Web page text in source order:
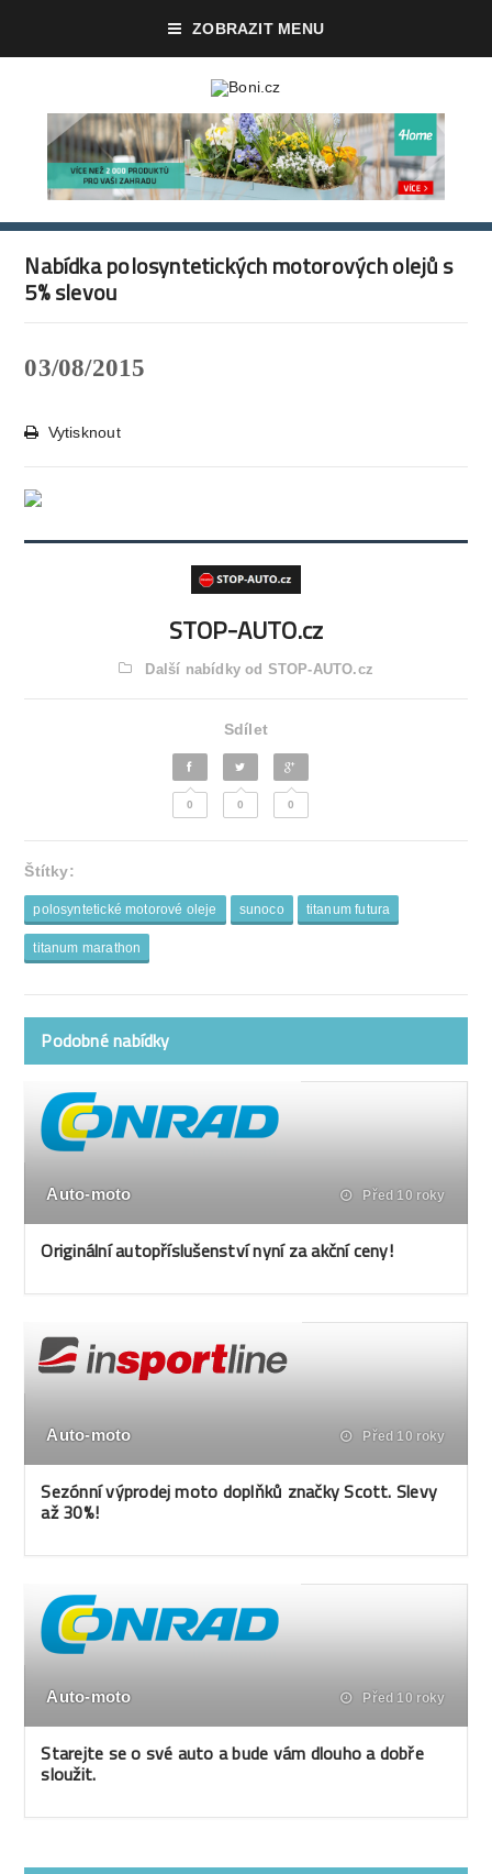
ZOBRAZIT MENU
Nabídka polosyntetických motorových olejů s
5% slevou
03/08/2015
Vytisknout
STOP-AUTO.cz
Další nabídky od STOP-AUTO.cz
Sdílet
0 0 0
Štítky:
polosyntetické motorové oleje sunoco titanum futura
titanum marathon
Podobné nabídky
Auto-moto Před 10 roky
Originální autopříslušenství nyní za akční ceny!
Auto-moto Před 10 roky
Sezónní výprodej moto doplňků značky Scott. Slevy
až 30%!
Auto-moto Před 10 roky
Starejte se o své auto a bude vám dlouho a dobře
sloužit.